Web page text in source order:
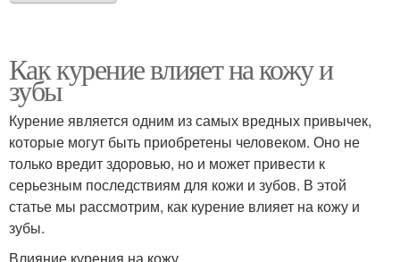
Как курение влияет на кожу и
зубы
Курение является одним из самых вредных привычек,
которые могут быть приобретены человеком. Оно не
только вредит здоровью, но и может привести к
серьезным последствиям для кожи и зубов. В этой
статье мы рассмотрим, как курение влияет на кожу и
зубы.